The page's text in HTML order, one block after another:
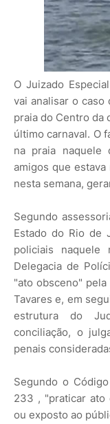
O Juizado
vai analisar o caso
praia do Centro da
último carnaval. O
na praia
amigos que
nesta semana,
Segundo
Estado do Rio de
policiais
Delegacia de
"ato obsceno" pela
Tavares e, em
estrutura do
conciliação, o
penais
Segundo o
233 , "praticar ato
ou exposto ao